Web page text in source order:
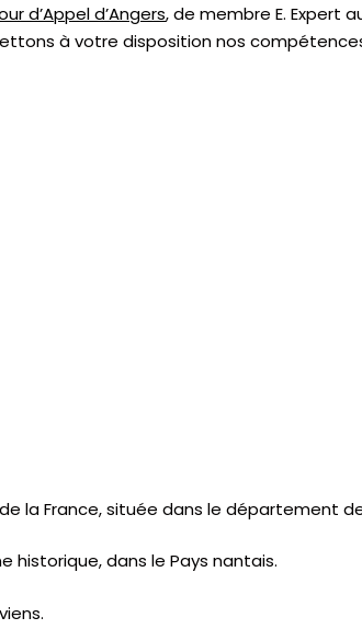
d’Appel d’Angers, de membre E. Expert
à votre disposition nos
la France, située dans le département
historique, dans le Pays nantais.